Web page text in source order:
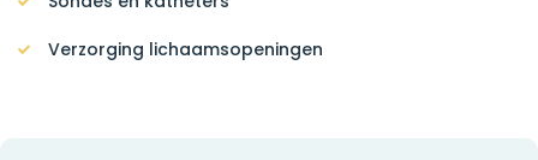
Verzorging lichaamsopeningen